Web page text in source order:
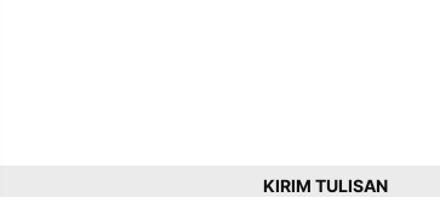
KIRIM TULISAN